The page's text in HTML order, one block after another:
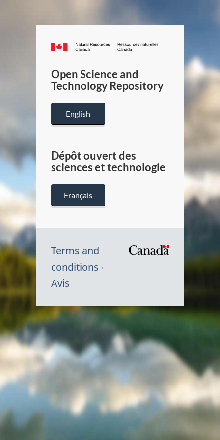
Canada.ca
/
Canada
Open Science and
Technology Repository
English
Dépôt ouvert des
sciences et technologie
Français
Terms and
conditions
Avis
Symbole
du